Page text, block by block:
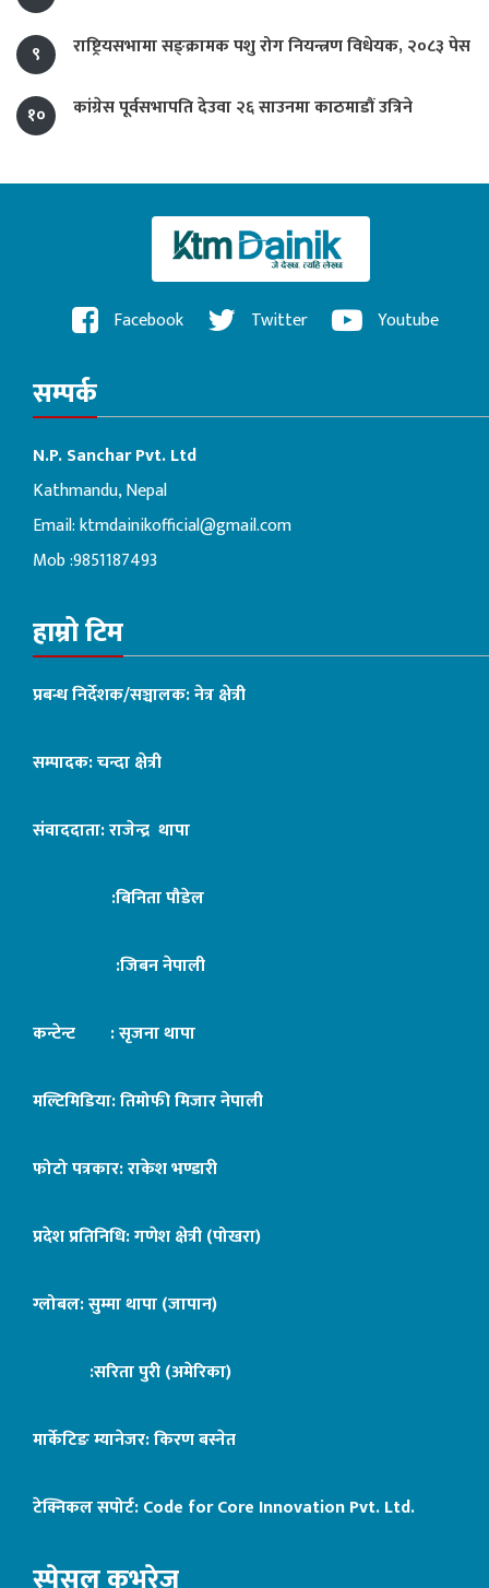
९ राष्ट्रियसभामा सङ्क्रामक पशु रोग नियन्त्रण विधेयक, २०८३ पेस
१० कांग्रेस पूर्वसभापति देउवा २६ साउनमा काठमाडौं उत्रिने
Facebook Twitter Youtube
सम्पर्क
N.P. Sanchar Pvt. Ltd
Kathmandu, Nepal
Email:ktmdainikofficial@gmail.com
Mob :9851187493
हाम्रो टिम
प्रबन्ध निर्देशक/सञ्चालक: नेत्र क्षेत्री
सम्पादक: चन्दा क्षेत्री
संवाददाता: राजेन्द्र थापा
:बिनिता पौडेल
:जिबन नेपाली
कन्टेन्ट : सृजना थापा
मल्टिमिडिया: तिमोफी मिजार नेपाली
फोटो पत्रकार: राकेश भण्डारी
प्रदेश प्रतिनिधि: गणेश क्षेत्री (पोखरा)
ग्लोबल: सुम्मा थापा (जापान)
:सरिता पुरी (अमेरिका)
मार्केटिङ म्यानेजर: किरण बस्नेत
टेक्निकल सपोर्ट:Code for Core Innovation Pvt. Ltd.